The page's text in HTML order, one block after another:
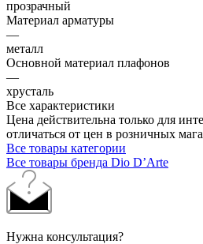
прозрачный
Материал арматуры
—
металл
Основной материал плафонов
—
хрусталь
Все характеристики
Цена действительна только для
отличаться от цен в розничных
Все товары категории
Все товары бренда Dio D’Arte
Нужна консультация?